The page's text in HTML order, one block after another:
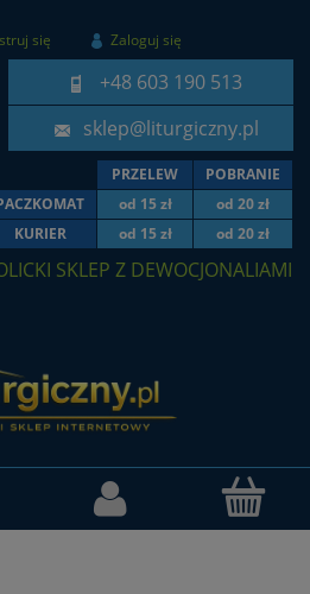
się Zaloguj się
+48 603 190 513
sklep@liturgiczny.pl
PRZELEW POBRANIE
od 15 zł od 20 zł
KURIER od 15 zł od 20 zł
SKLEP Z DEWOCJONALIAMI